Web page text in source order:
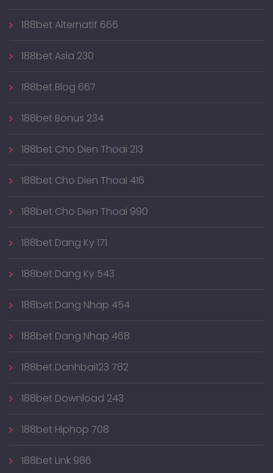
188bet Alternatif 666
188bet Asia 230
188bet Blog 667
188bet Bonus 234
188bet Cho Dien Thoai 213
188bet Cho Dien Thoai 416
188bet Cho Dien Thoai 990
188bet Dang Ky 171
188bet Dang Ky 543
188bet Dang Nhap 454
188bet Dang Nhap 468
188bet Danhbai123 782
188bet Download 243
188bet Hiphop 708
188bet Link 986